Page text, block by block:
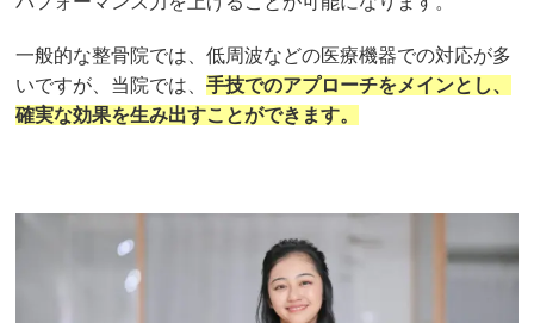
一般的な整骨院では、低周波などの医療機器での対応が多
いですが、当院では、手技でのアプローチをメインとし、
確実な効果を生み出すことができます。